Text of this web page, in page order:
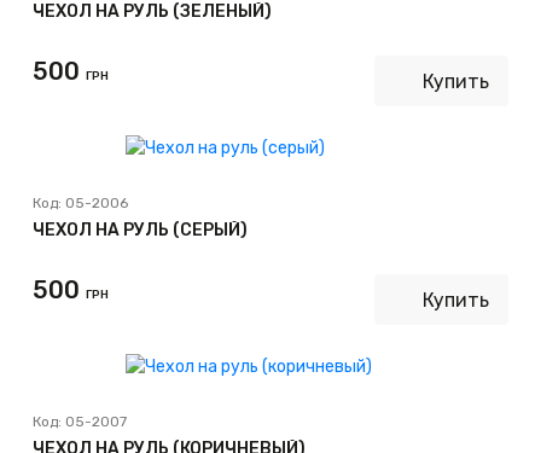
ЧЕХОЛ НА РУЛЬ (ЗЕЛЁНЫЙ)
500 ГРН Купить
Код: 05-2006
ЧЕХОЛ НА РУЛЬ (СЕРЫЙ)
500 ГРН Купить
Код: 05-2007
ЧЕХОЛ НА РУЛЬ (КОРИЧНЕВЫЙ)